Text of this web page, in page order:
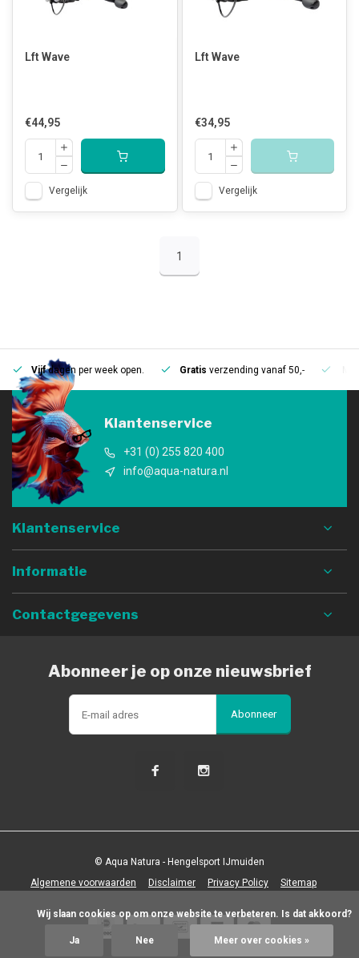
Lft Wave
€44,95
Vergelijk
Lft Wave
€34,95
Vergelijk
1
Vijfdagen per week open. Gratis verzending vanaf 50,-
Klantenservice
+31 (0) 255 820 400
info@aqua-natura.nl
Klantenservice
Informatie
Contactgegevens
Abonneer je op onze nieuwsbrief
Abonneer
Algemene voorwaarden Disclaimer Privacy Policy Sitemap
© Aqua Natura - Hengelsport IJmuiden
Ja Nee Meer over cookies »